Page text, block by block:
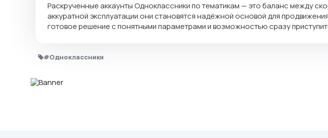
Раскрученные аккаунты Одноклассники по тематикам — это баланс между
аккуратной эксплуатации они становятся надёжной основой для
готовое решение с понятными параметрами и возможностью сразу
#Одноклассники